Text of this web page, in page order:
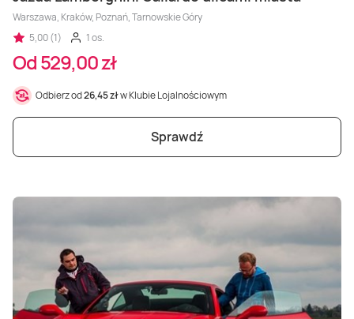
Warszawa, Kraków, Poznań, Tarnowskie Góry
5,00 (1)
1 os.
Od 529,00 zł
Odbierz od26,45 złw Klubie Lojalnościowym
Sprawdź